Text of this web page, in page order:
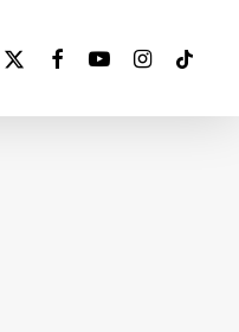
x-
facebookyoutubeinstagram
tiktok